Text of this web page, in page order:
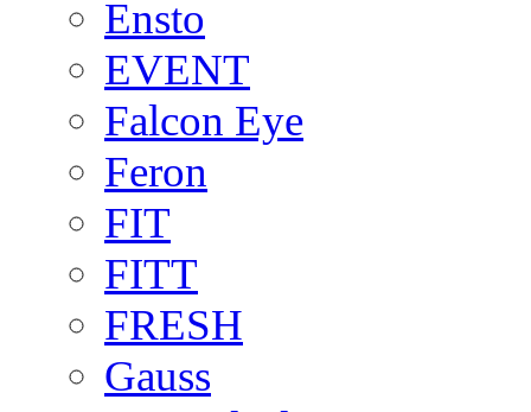
Ensto
EVENT
Falcon Eye
Feron
FIT
FITT
FRESH
Gauss